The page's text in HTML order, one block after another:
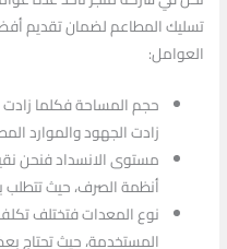
تسليك المطاعم لضمان تقديم
العوامل:
حجم المساحة فكلما زادت
زادت الجهود والموارد
مستوى الانسداد فنحن
أنظمة الصرف، حيث
نوع المعدات فتختلف
المستخدمة، حيث تحتاج